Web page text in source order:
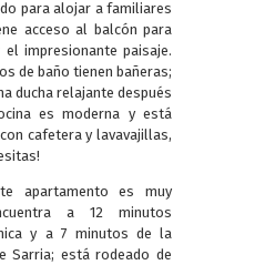
para alojar a familiares
acceso al balcón para
impresionante paisaje.
de baño tienen bañeras;
ducha relajante después
es moderna y está
cafetera y lavavajillas,
apartamento es muy
a 12 minutos
y a 7 minutos de la
Sarria; está rodeado de